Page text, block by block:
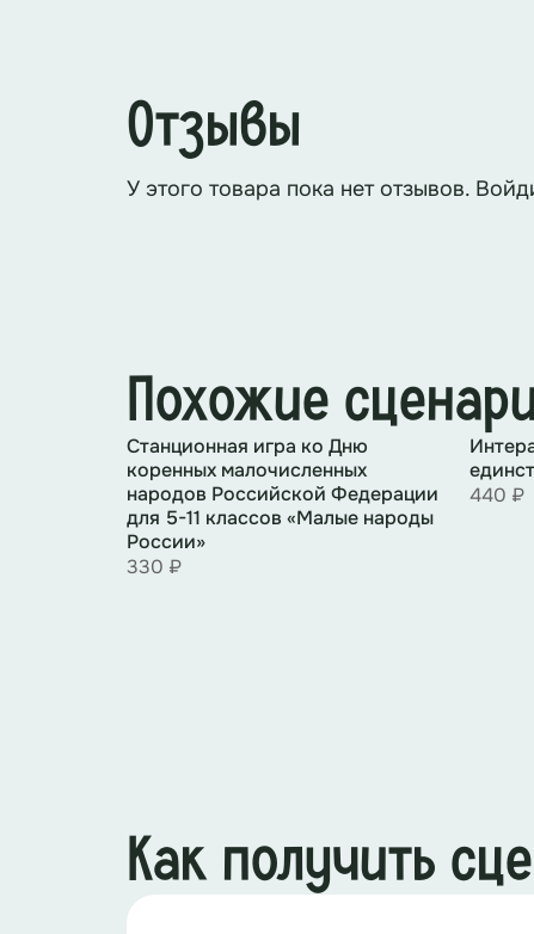
Отзывы
У этого товара пока нет отзывов.
Похожие
Cтанционная игра ко Дню
коренных малочисленных
народов Российской Федерации
для 5-11 классов «Малые народы
России»
330 ₽
440 ₽
Как получить